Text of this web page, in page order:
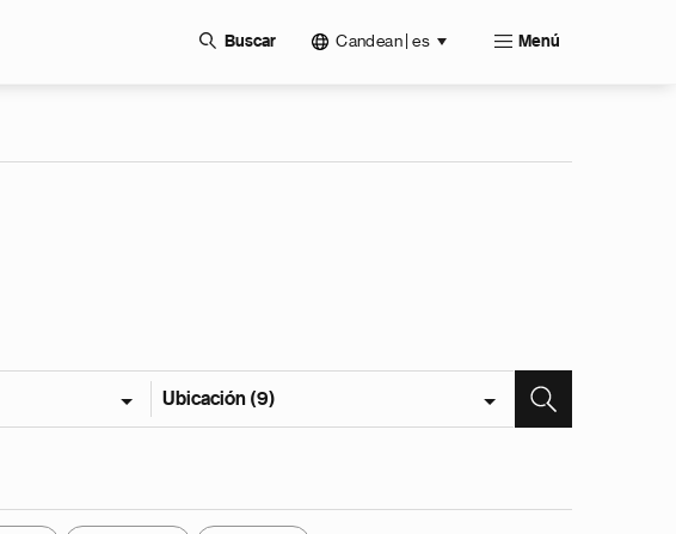
Buscar Candean | es Menú
Ubicación (9)